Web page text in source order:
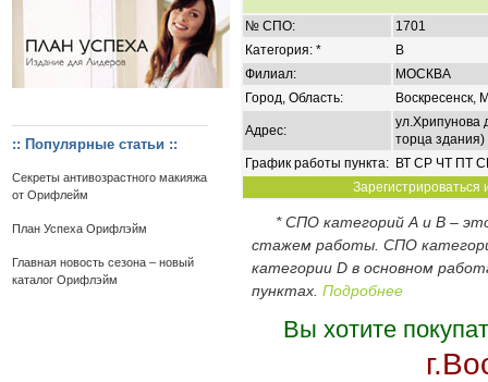
:: Популярные статьи ::
Секреты антивозрастного макияжа
от Орифлейм
План Успеха Орифлэйм
Главная новость сезона – новый
каталог Орифлэйм
№ СПО:
1701
Категория: *
B
Филиал:
МОСКВА
Город, Область:
Воскресенск,
Адрес:
ул.Хрипунова
торца здания)
График работы пункта: ВТ СР ЧТ ПТ
Зарегистрироваться
* СПО категорий А и В –
стажем работы. СПО
категории D в основном
пунктах. Подробнее
Вы хотите